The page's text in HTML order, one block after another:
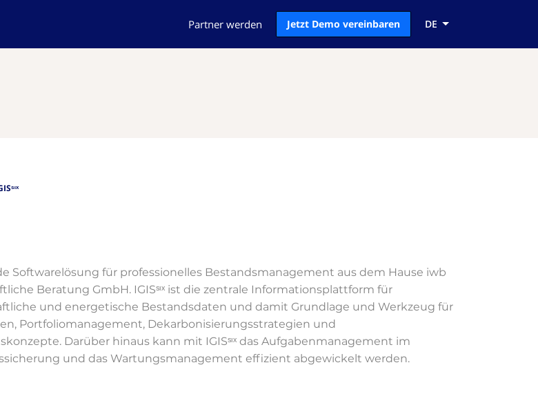
Partner werden Jetzt Demo vereinbaren DE
Softwarelösung für professionelles Bestandsmanagement aus dem Hause iwb
Beratung GmbH. IGISˢᶦˣ ist die zentrale Informationsplattform für
und energetische Bestandsdaten und damit Grundlage und Werkzeug für
Portfoliomanagement, Dekarbonisierungsstrategien und
Darüber hinaus kann mit IGISˢᶦˣ das Aufgabenmanagement im
und das Wartungsmanagement effizient abgewickelt werden.